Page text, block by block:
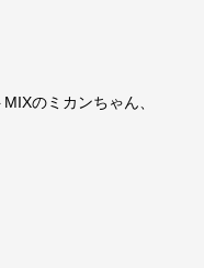
のミカンちゃん、